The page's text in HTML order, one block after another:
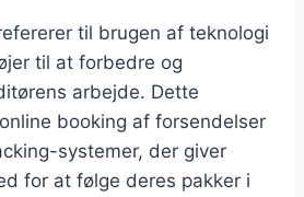
til brugen af teknologi
til at forbedre og
arbejde. Dette
booking af forsendelser
systemer, der giver
for at følge deres pakker i